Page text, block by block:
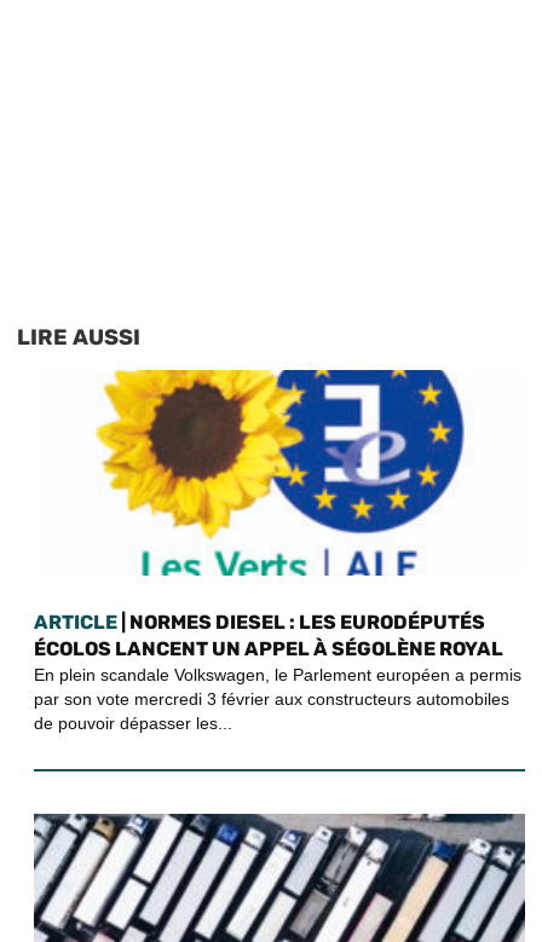
LIRE AUSSI
ARTICLE | NORMES DIESEL : LES EURODÉPUTÉS
ÉCOLOS LANCENT UN APPEL À SÉGOLÈNE ROYAL
En plein scandale Volkswagen, le Parlement européen a permis
par son vote mercredi 3 février aux constructeurs automobiles
de pouvoir dépasser les...